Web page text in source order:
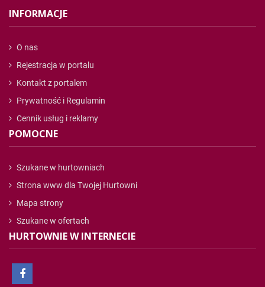
INFORMACJE
O nas
Rejestracja w portalu
Kontakt z portalem
Prywatność i Regulamin
Cennik usług i reklamy
POMOCNE
Szukane w hurtowniach
Strona www dla Twojej Hurtowni
Mapa strony
Szukane w ofertach
HURTOWNIE W INTERNECIE